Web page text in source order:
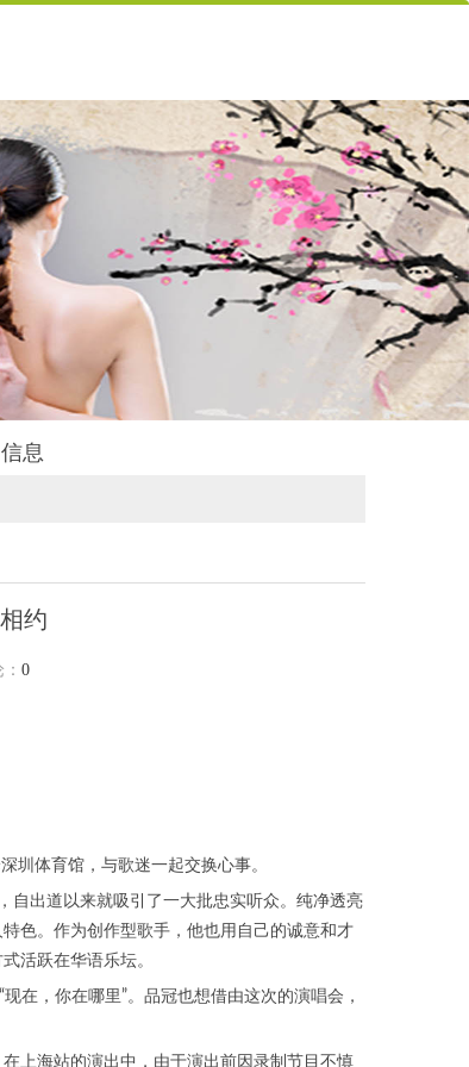
息
约
0
圳体育馆，与歌迷一起交换心事。
自出道以来就吸引了一大批忠实听众。纯净透亮
色。作为创作型歌手，他也用自己的诚意和才
活跃在华语乐坛。
在，你在哪里”。品冠也想借由这次的演唱会，
上海站的演出中，由于演出前因录制节目不慎